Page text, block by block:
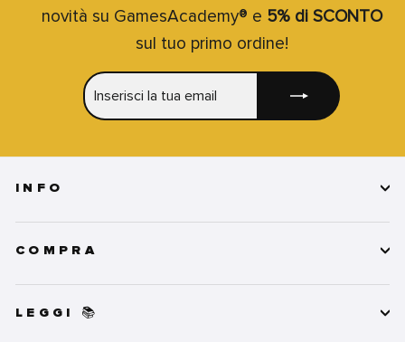
novità su GamesAcademy® e 5% di SCONTO
sul tuo primo ordine!
LA
INFO
COMPRA
LEGGI 📚